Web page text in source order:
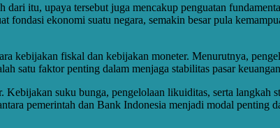
itu, upaya tersebut juga mencakup penguatan
ekonomi suatu negara, semakin besar pula
kebijakan fiskal dan kebijakan moneter. Menurutnya,
satu faktor penting dalam menjaga stabilitas pasar
suku bunga, pengelolaan likuiditas, serta langkah
pemerintah dan Bank Indonesia menjadi modal penting